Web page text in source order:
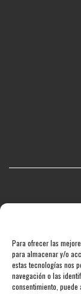
Para ofrecer las
para almacenar y/o
estas tecnologías nos
navegación o las
consentimiento, puede